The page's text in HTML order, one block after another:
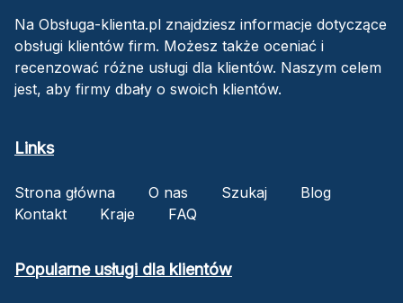
Na Obsługa-klienta.pl znajdziesz informacje dotyczące
obsługi klientów firm. Możesz także oceniać i
recenzować różne usługi dla klientów. Naszym celem
jest, aby firmy dbały o swoich klientów.
Links
Strona główna O nas Szukaj
Blog
Kontakt
Kraje FAQ
Popularne usługi dla klientów